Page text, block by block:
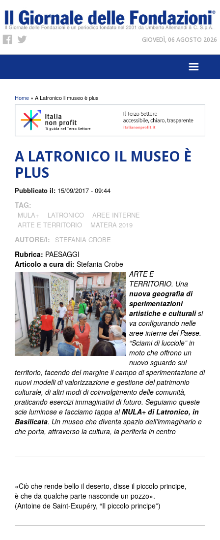
GIOVEDÌ, 06 AGOSTO 2026
Tu sei qui
Home » A Latronico il museo è plus
A LATRONICO IL MUSEO È
PLUS
Pubblicato il: 15/09/2017 - 09:44
TAG:
MULA+ LATRONICO
AREE INTERNE
ARTE E TERRITORIO
MATERA 2019
AUTORE/I: STEFANIA CROBE
Rubrica: PAESAGGI
Articolo a cura di: Stefania Crobe
ARTE E
TERRITORIO. Una
nuova geografia di
sperimentazioni
artistiche e culturalisi
va configurando nelle
aree interne del Paese.
“Sciami di lucciole” in
moto che offrono un
nuovo sguardo sul
territorio, facendo del margine il campo di sperimentazione di
nuovi modelli di valorizzazione e gestione del patrimonio
culturale, di altri modi di coinvolgimento delle comunità,
praticando esercizi immaginativi di futuro. Seguiamo queste
scie luminose e facciamo tappa alMULA+ di Latronico, in
Basilicata. Un museo che diventa spazio dell'immaginario e
che porta, attraverso la cultura, la periferia in centro
«Ciò che rende bello il deserto, disse il piccolo principe,
è che da qualche parte nasconde un pozzo».
(Antoine de Saint-Exupéry, “Il piccolo principe”)